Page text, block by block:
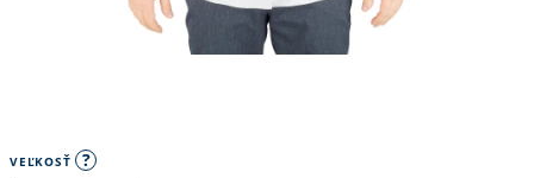
VEĽKOSŤ ?